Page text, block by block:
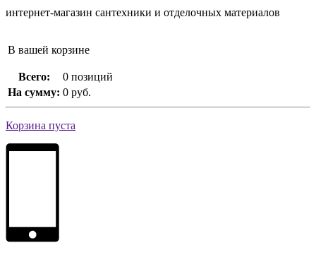
интернет-магазин сантехники и отделочных материалов
В вашей корзине
Всего:
0 позиций
На сумму: 0 руб.
Корзина пуста